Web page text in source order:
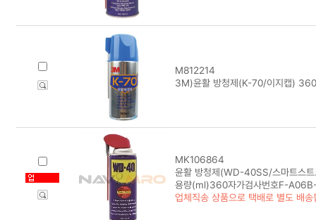
M812214
3M)윤활 방청제(K-70/이지캡)
MK106864
윤활 방청제(WD-40SS/스마트스
용량(ml)360자가검사번호F-
업체직송 상품으로 택배로 별도 배송